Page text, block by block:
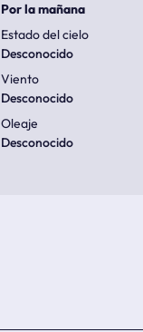
Por la mañana
Estado del cielo
Desconocido
Viento
Desconocido
Oleaje
Desconocido